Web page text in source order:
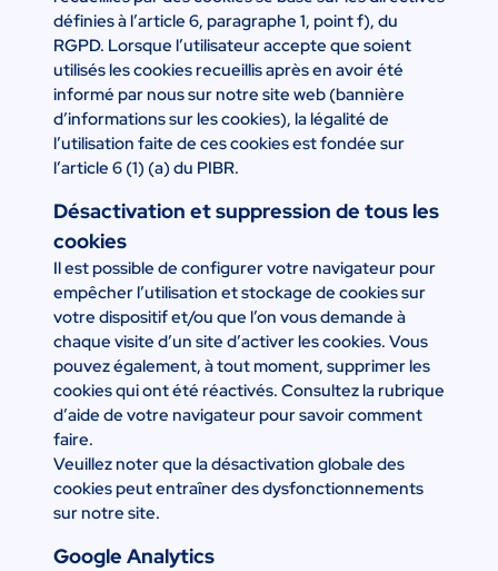
définies à l’article 6, paragraphe 1, point f), du
RGPD. Lorsque l’utilisateur accepte que soient
utilisés les cookies recueillis après en avoir été
informé par nous sur notre site web (bannière
d’informations sur les cookies), la légalité de
l’utilisation faite de ces cookies est fondée sur
l’article 6 (1) (a) du PIBR.
Désactivation et suppression de tous les
cookies
Il est possible de configurer votre navigateur pour
empêcher l’utilisation et stockage de cookies sur
votre dispositif et/ou que l’on vous demande à
chaque visite d’un site d’activer les cookies. Vous
pouvez également, à tout moment, supprimer les
cookies qui ont été réactivés. Consultez la rubrique
d’aide de votre navigateur pour savoir comment
faire.
Veuillez noter que la désactivation globale des
cookies peut entraîner des dysfonctionnements
sur notre site.
Google Analytics